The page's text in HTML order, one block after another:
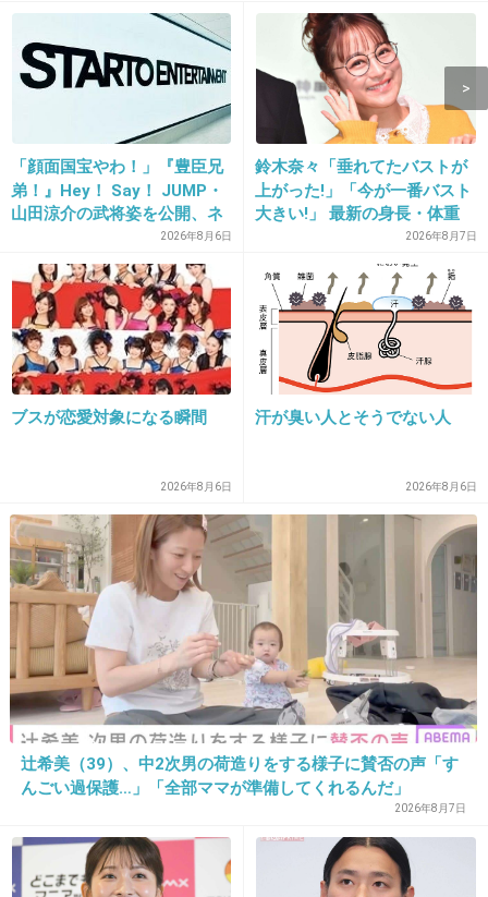
15. 匿名2017/01/30(月) 22:25:39
田園都市線の駅にも色々あると思うけど…三軒
茶屋二子玉川あたりのイメージかな
+524 -14
16. 匿名 2017/01/30(月) 22:25:51
+404 -6
17. 匿名2017/01/30(月) 22:26:55
マツコ田園都市線沿線に住んでる人と出身地横
浜って言う人嫌ってるよね（笑）
2017年も通常運転だね（笑）
+1172
18. 匿名2017/01/30(月) 22:26:58
「顔面国宝やわ！」『豊臣兄
弟！』Hey！ Say！ JUMP・
山田涼介の武将姿を公開、ネ
ット歓喜「ビジュ良すぎん」
「こんな美しい秀次は初め
て」
2026年8月6日
鈴木奈々「垂れてたバストが
上がった!」「今が一番バスト
大きい!」 最新の身長・体重
2026年8月7日
ブスが恋愛対象になる瞬間
2026年8月6日
汗が臭い人とそうでない人
2026年8月6日
辻希美（39）、中2次男の荷造りをする様子に賛否の声「す
んごい過保護…」「全部ママが準備してくれるんだ」
2026年8月7日